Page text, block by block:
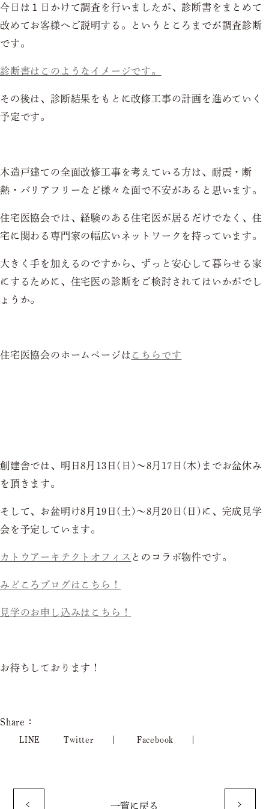
今日は１日かけて調査を行いましたが、診断書をまとめて
改めてお客様へご説明する。というところまでが調査診断
です。
診断書はこのようなイメージです。
その後は、診断結果をもとに改修工事の計画を進めていく
予定です。
木造戸建ての全面改修工事を考えている方は、耐震・断
熱・バリアフリーなど様々な面で不安があると思います。
住宅医協会では、経験のある住宅医が居るだけでなく、住
宅に関わる専門家の幅広いネットワークを持っています。
大きく手を加えるのですから、ずっと安心して暮らせる家
にするために、住宅医の診断をご検討されてはいかがでし
ょうか。
住宅医協会のホームページは こちらです
創建舎では、明日8月13日(日)～8月17日(木)までお盆休み
を頂きます。
そして、お盆明け8月19日(土)～8月20日(日)に、完成見学
会を予定しています。
カトウアーキテクトオフィス とのコラボ物件です。
みどころブログはこちら！
見学のお申し込みはこちら！
お待ちしております！
Share：
LINE Twitter Facebook
一覧に戻る